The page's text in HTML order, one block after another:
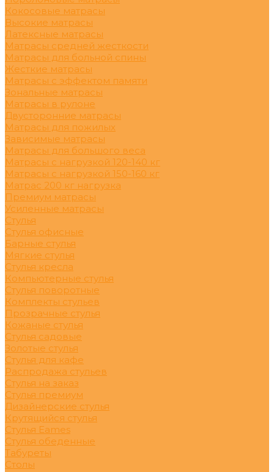
Кокосовые матрасы
Высокие матрасы
Латексные матрасы
Матрасы средней жесткости
Матрасы для больной спины
Жесткие матрасы
Матрасы с эффектом памяти
Зональные матрасы
Матрасы в рулоне
Двусторонние матрасы
Матрасы для пожилых
Зависимые матрасы
Матрасы для большого веса
Матрасы с нагрузкой 120-140 кг
Матрасы с нагрузкой 150-160 кг
Матрас 200 кг нагрузка
Премиум матрасы
Усиленные матрасы
Стулья
Стулья офисные
Барные стулья
Мягкие стулья
Стулья кресла
Компьютерные стулья
Стулья поворотные
Комплекты стульев
Прозрачные стулья
Кожаные стулья
Стулья садовые
Золотые стулья
Стулья для кафе
Распродажа стульев
Стулья на заказ
Стулья премиум
Дизайнерские стулья
Крутящийся стулья
Стулья Eames
Стулья обеденные
Табуреты
Столы